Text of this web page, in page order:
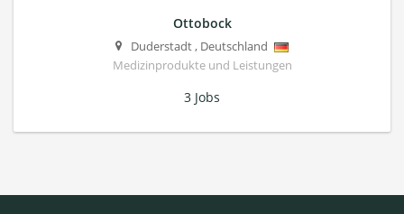
Ottobock
Duderstadt, Deutschland
Medizinprodukte und Leistungen
3 Jobs